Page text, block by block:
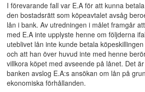
I förevarande fall var E.A för att kunna
den bostadsrätt som köpeavtalet avsåg
lån i bank. Av utredningen i målet framgår
med E.A inte upplyste henne om följderna
uteblivet lån inte kunde betala
och att han över huvud inte med henne
villkora köpet med avseende på lånet. Det
banken avslog E.A:s ansökan om lån på
ekonomiska förhållanden.